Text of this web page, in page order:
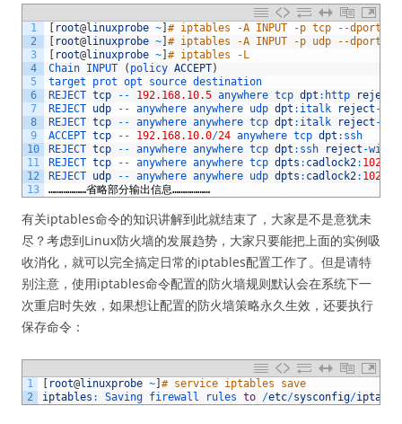
1
2
3
4
5
6
7
8
9
10
11
12
13
root@linuxprobe ~ # iptables -A INPUT -p tcp --dport
root@linuxprobe ~ # iptables -A INPUT -p udp --dport
root@linuxprobe ~ # iptables -L
Chain INPUT ( policy ACCEPT)
target prot opt source destination
REJECT tcp -- 192.168.10.5 anywhere tcp dpt : http reject
REJECT udp -- anywhere anywhere udp dpt : italk reject -
REJECT tcp -- anywhere anywhere tcp dpt : italk reject -
ACCEPT tcp -- 192.168.10.0/24 anywhere tcp dpt : ssh
REJECT tcp -- anywhere anywhere tcp dpt : ssh reject -with
REJECT tcp -- anywhere anywhere tcp dpts : cadlock2: 1024
REJECT udp -- anywhere anywhere udp dpts : cadlock2: 1024
………………省略部分输出信息………………
有关iptables命令的知识讲解到此就结束了，大家是不是意犹未
尽？考虑到Linux防火墙的发展趋势，大家只要能把上面的实例吸
收消化，就可以完全搞定日常的iptables配置工作了。但是请特
别注意，使用iptables命令配置的防火墙规则默认会在系统下一
次重启时失效，如果想让配置的防火墙策略永久生效，还要执行
保存命令：
1
2
root@linuxprobe ~ # service iptables save
iptables : Saving firewall rules to /etc/sysconfig/